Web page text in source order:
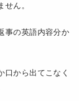
ん。
事の英語内容分か
口から出てこなく